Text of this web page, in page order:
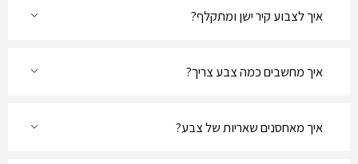
איך לצבוע קיר ישן ומתקלף?
איך מחשבים כמה צבע צריך?
איך מאחסנים שאריות של צבע?